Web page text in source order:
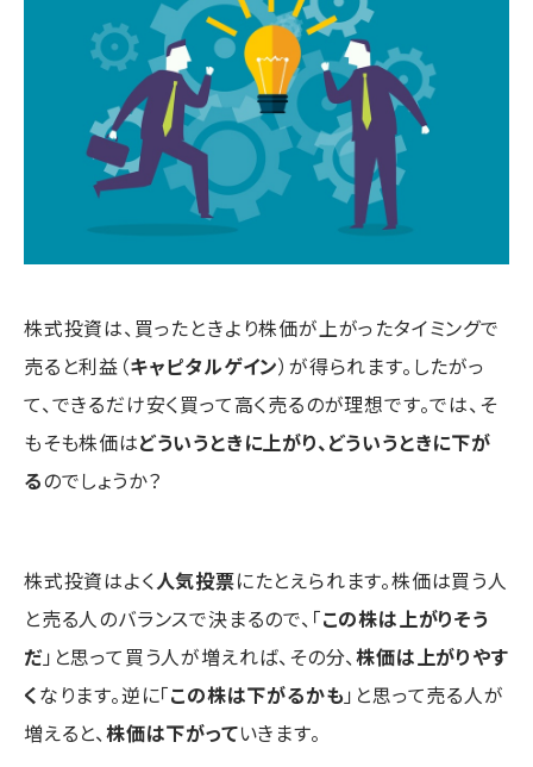
株式投資は、買ったときより株価が上がったタイミングで
売ると利益（キャピタルゲイン）が得られます。したがっ
て、できるだけ安く買って高く売るのが理想です。では、そ
もそも株価はどういうときに上がり、どういうときに下が
るのでしょうか？
株式投資はよく人気投票にたとえられます。株価は買う人
と売る人のバランスで決まるので、「この株は上がりそう
だ」と思って買う人が増えれば、その分、株価は上がりやす
くなります。逆に「この株は下がるかも 」と思って売る人が
増えると、株価は下がっていきます。